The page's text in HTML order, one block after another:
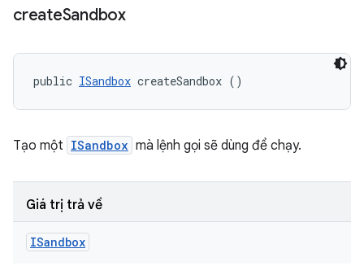
createSandbox
public ISandbox createSandbox ()
Tạo một ISandbox mà lệnh gọi sẽ dùng để chạy.
Giá trị trả về
ISandbox